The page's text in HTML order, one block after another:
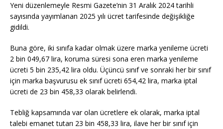
Yeni düzenlemeyle Resmi Gazete’nin 31 Aralık 2024 tarihli
sayısında yayımlanan 2025 yılı ücret tarifesinde değişikliğe
gidildi.
Buna göre, iki sınıfa kadar olmak üzere marka yenileme ücreti
2 bin 049,67 lira, koruma süresi sona eren marka yenileme
ücreti 5 bin 235,42 lira oldu. Üçüncü sınıf ve sonraki her bir sınıf
için marka başvurusu ek sınıf ücreti 654,42 lira, marka iptal
ücreti de 23 bin 458,33 olarak belirlendi.
Tebliğ kapsamında var olan ücretlere ek olarak, marka iptal
talebi emanet tutarı 23 bin 458,33 lira, ilave her bir sınıf için